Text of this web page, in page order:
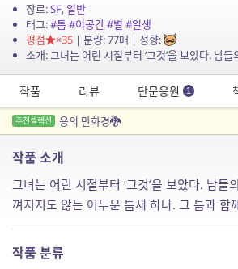
장르:SF, 일반
태그:#틈#이공간#별 #일생
평점
×35| 분량: 77매 | 성향:
작품 리뷰 단문응원 1
추천셀렉션 용의 만화경🐉
작품 소개
그녀는 어린 시절부터 ‘그것’을 보았다. 남들
껴지지도 않는 어두운 틈새 하나. 그 틈과 함
작품 분류